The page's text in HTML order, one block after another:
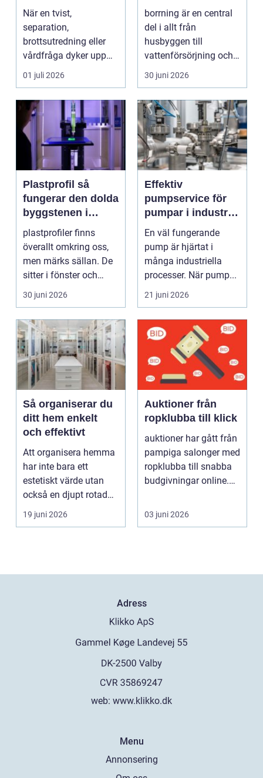
livet förändras
När en tvist,
separation,
brottsutredning eller
vårdfråga dyker upp
hamnar många i en
situation de a...
01 juli 2026
hållbara projekt
borrning är en central
del i allt från
husbyggen till
vattenförsörjning och
stora
infrastrukturproje...
30 juni 2026
Plastprofil så
fungerar den dolda
byggstenen i
modern industri
plastprofiler finns
överallt omkring oss,
men märks sällan. De
sitter i fönster och
dörrar, i kylskå...
30 juni 2026
Effektiv
pumpservice för
pumpar i industrin
– så undviker du
dyra driftstopp
En väl fungerande
pump är hjärtat i
många industriella
processer. När pump...
21 juni 2026
Så organiserar du
ditt hem enkelt
och effektivt
Att organisera hemma
har inte bara ett
estetiskt värde utan
också en djupt rotad
på...
19 juni 2026
Auktioner från
ropklubba till klick
auktioner har gått från
pampiga salonger med
ropklubba till snabba
budgivningar online.
03 juni 2026
Adress
web: www.klikko.dk
Menu
Annonsering